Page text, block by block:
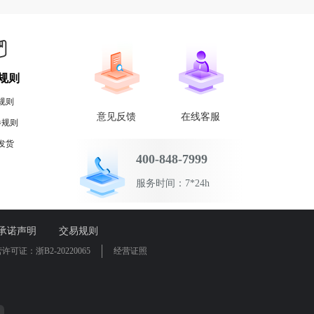
则
则
则
货
意见反馈 在线客服
400-848-7999
服务时间：7*24h
诺声明 交易规则
可证：浙B2-20220065 经营证照